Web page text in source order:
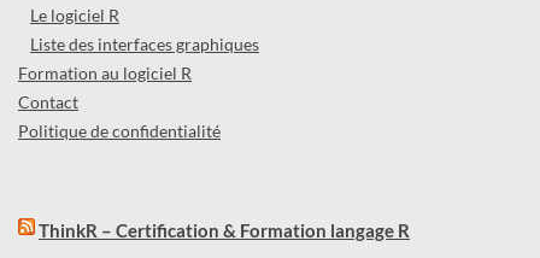
Le logiciel R
Liste des interfaces graphiques
Formation au logiciel R
Contact
Politique de confidentialité
ThinkR – Certification & Formation langage R